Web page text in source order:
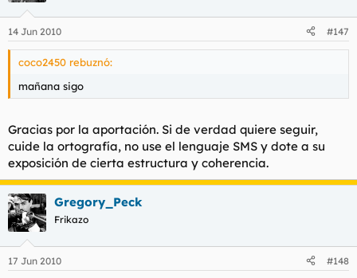
14 Jun 2010 #147
coco2450 rebuznó:
mañana sigo
Gracias por la aportación. Si de verdad quiere seguir,
cuide la ortografía, no use el lenguaje SMS y dote a su
exposición de cierta estructura y coherencia.
Gregory_Peck
Frikazo
17 Jun 2010 #148